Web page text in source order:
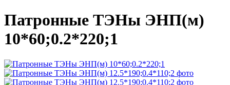
Патронные ТЭНы ЭНП(м)
10*60;0.2*220;1